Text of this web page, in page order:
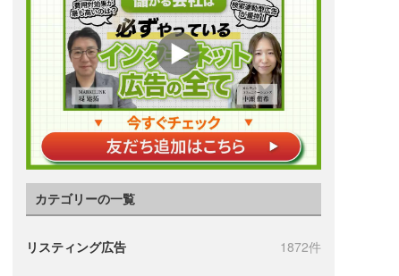
カテゴリーの一覧
リスティング広告 1872件